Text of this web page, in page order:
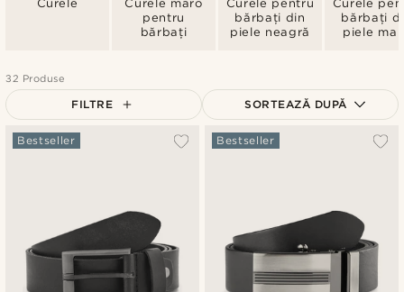
Curele
Curele maro
pentru
bărbați
Curele pentru
bărbați din
piele neagră
Curele
bărbați
piele
32 Produse
FILTRE SORTEAZĂ DUPĂ
Cele mai populare
Preț descrescător
Bestseller Bestseller